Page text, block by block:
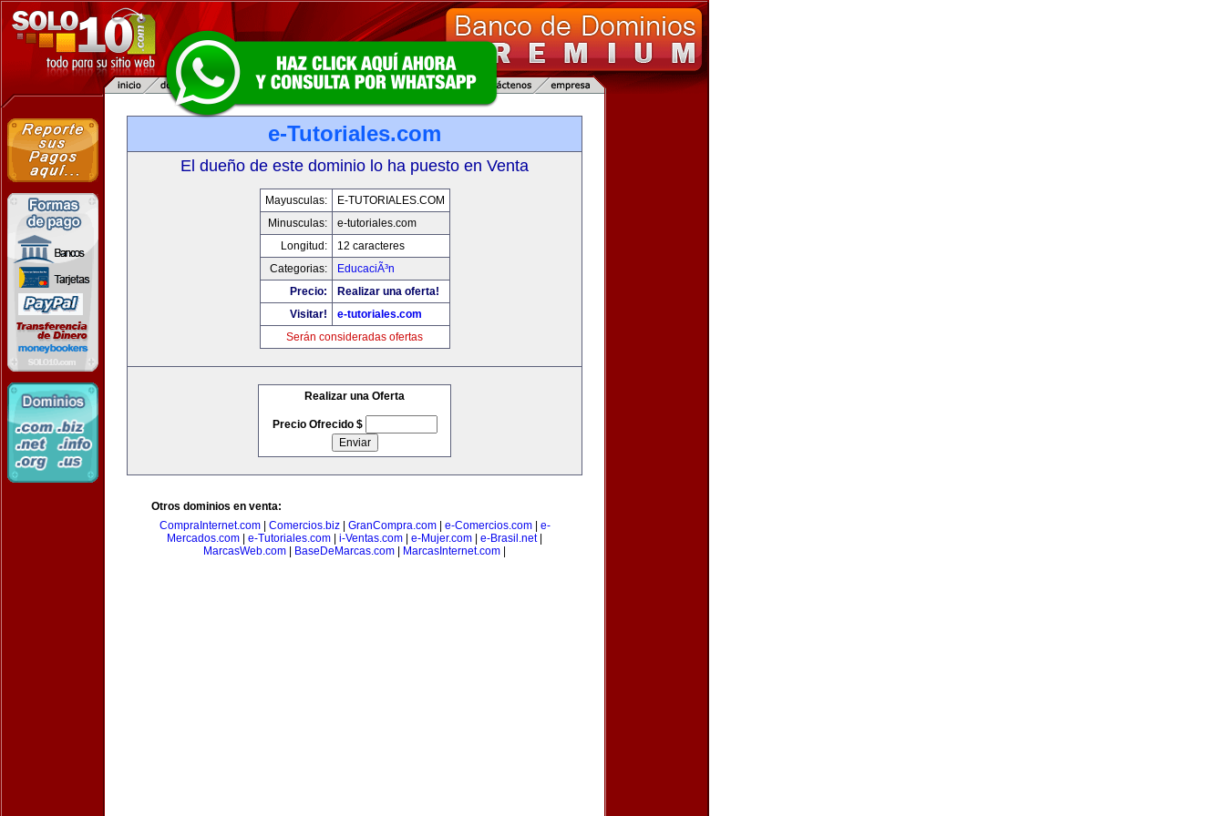
e-Tutoriales.com
El dueño de este dominio lo ha puesto en Venta
Mayusculas:
E-TUTORIALES.COM
Minusculas:
e-tutoriales.com
Longitud:
12 caracteres
Categorias:
EducaciÃ³n
Precio:
Realizar una oferta!
Visitar!
e-tutoriales.com
Serán consideradas ofertas
Realizar una Oferta
Precio Ofrecido $
Otros dominios en venta:
CompraInternet.com| Comercios.biz| GranCompra.com| e-Comercios.com| e-
Mercados.com
e-Tutoriales.com i-Ventas.com e-Mujer.com e-Brasil.net|
MarcasWeb.com
BaseDeMarcas.com MarcasInternet.com